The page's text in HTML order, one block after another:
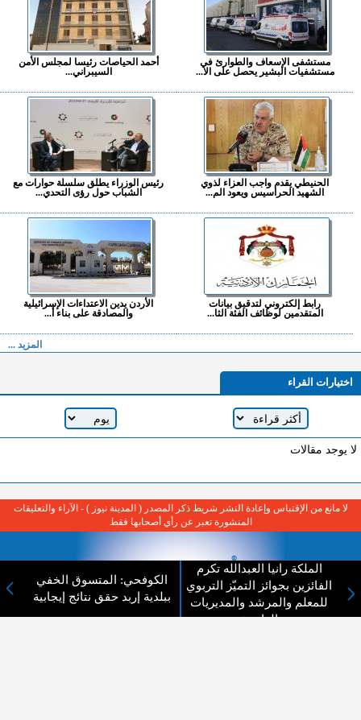
مستشفى الإسعاف والطوارئ في
مستشفيات البشير يحصل على الا...
أحمد الحياصات رئيسا لمجلس الأمن
السيبراني...
الحنيطي يقدم واجب العزاء لذوي
الشهيد الحراسيس ويعود الم...
رئيس الوزراء يطلق سلسلة حوارات مع
الشباب حول رؤى التحدي...
رابط إلكتروني لتدقيق بيانات
المتقدمين لوظائف الفئة الثا...
الأردن يدين الاعتداءات الإسرائيلية
والمصادقة على بناء أ...
المزيد ...
اختيارات القراء
لا يوجد مقالات
الملكة رانيا العبدالله تكرم
الفائزين بجوائز التميّز التربوي
للمعلم والمرشد والمديريات
الداعمة
الكوفحي: المتسوق الخفي
ببلدية إربد حقق نتائج إيجابية
لا مانع من الإقتباس وإعادة النشر شريط ذكر المصدر ( المدينة نيوز ) - الآراء والتعليقات
المنشورة تعبر عن رأي أصحابها فقط